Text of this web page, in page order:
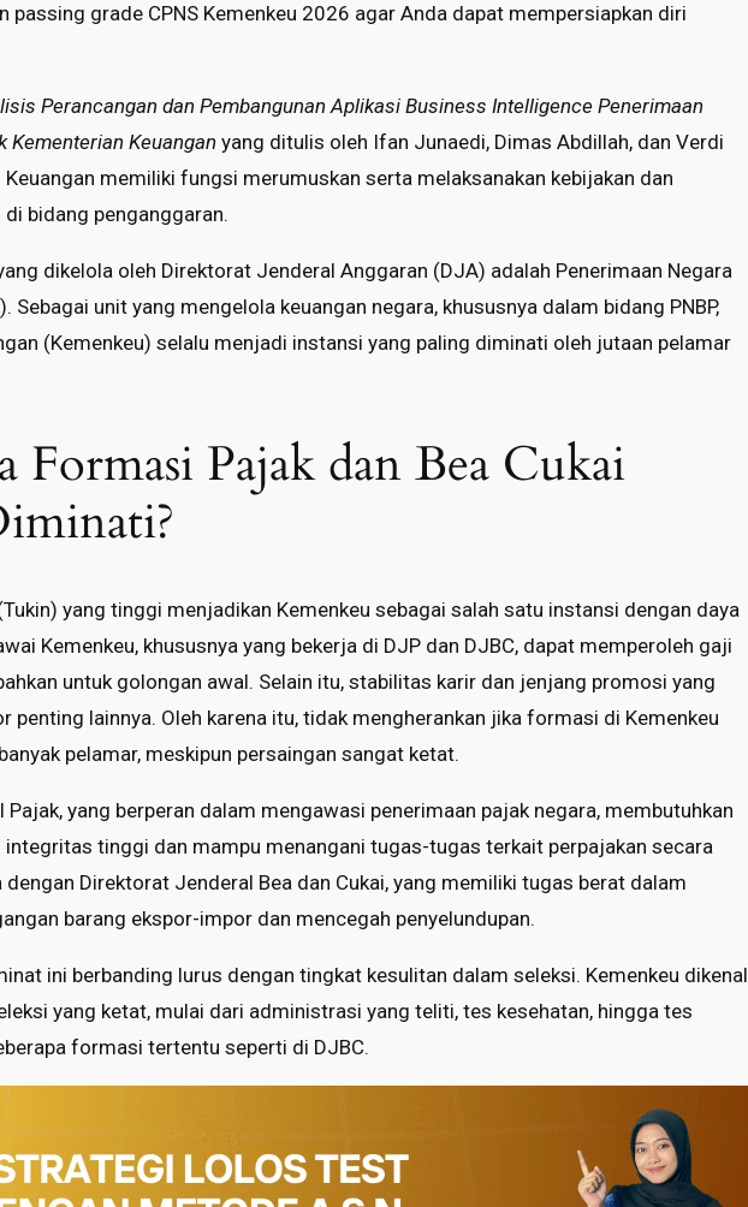
passing grade CPNS Kemenkeu 2026 agar Anda dapat mempersiapkan diri
Perancangan dan Pembangunan Aplikasi Business Intelligence Penerimaan
Kementerian Keuangan yang ditulis oleh Ifan Junaedi, Dimas Abdillah, dan Verdi
Keuangan memiliki fungsi merumuskan serta melaksanakan kebijakan dan
bidang penganggaran.
dikelola oleh Direktorat Jenderal Anggaran (DJA) adalah Penerimaan Negara
Sebagai unit yang mengelola keuangan negara, khususnya dalam bidang PNBP,
(Kemenkeu) selalu menjadi instansi yang paling diminati oleh jutaan pelamar
Formasi Pajak dan Bea Cukai
yang tinggi menjadikan Kemenkeu sebagai salah satu instansi dengan daya
Kemenkeu, khususnya yang bekerja di DJP dan DJBC, dapat memperoleh gaji
untuk golongan awal. Selain itu, stabilitas karir dan jenjang promosi yang
penting lainnya. Oleh karena itu, tidak mengherankan jika formasi di Kemenkeu
pelamar, meskipun persaingan sangat ketat.
yang berperan dalam mengawasi penerimaan pajak negara, membutuhkan
integritas tinggi dan mampu menangani tugas-tugas terkait perpajakan secara
Direktorat Jenderal Bea dan Cukai, yang memiliki tugas berat dalam
barang ekspor-impor dan mencegah penyelundupan.
ini berbanding lurus dengan tingkat kesulitan dalam seleksi. Kemenkeu dikenal
yang ketat, mulai dari administrasi yang teliti, tes kesehatan, hingga tes
formasi tertentu seperti di DJBC.